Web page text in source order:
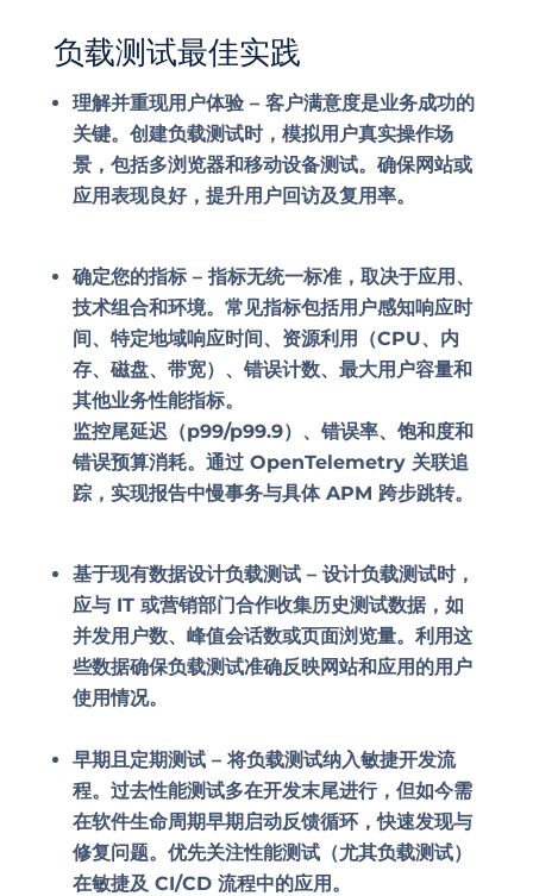
负载测试最佳实践
理解并重现用户体验 –客户满意度是业务成功的
关键。创建负载测试时，模拟用户真实操作场
景，包括多浏览器和移动设备测试。确保网站或
应用表现良好，提升用户回访及复用率。
确定您的指标 –指标无统一标准，取决于应用、
技术组合和环境。常见指标包括用户感知响应时
间、特定地域响应时间、资源利用（CPU、内
存、磁盘、带宽）、错误计数、最大用户容量和
其他业务性能指标。
监控尾延迟（p99/p99.9）、错误率、饱和度和
错误预算消耗。通过 OpenTelemetry 关联追
踪，实现报告中慢事务与具体 APM 跨步跳转。
基于现有数据设计负载测试 –设计负载测试时，
应与 IT 或营销部门合作收集历史测试数据，如
并发用户数、峰值会话数或页面浏览量。利用这
些数据确保负载测试准确反映网站和应用的用户
使用情况。
早期且定期测试 –将负载测试纳入敏捷开发流
程。过去性能测试多在开发末尾进行，但如今需
在软件生命周期早期启动反馈循环，快速发现与
修复问题。优先关注性能测试（尤其负载测试）
在敏捷及 CI/CD 流程中的应用。